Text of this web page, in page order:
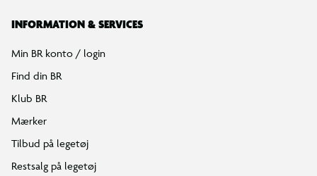
INFORMATION & SERVICES
Min BR konto / login
Find din BR
Klub BR
Mærker
Tilbud på legetøj
Restsalg på legetøj